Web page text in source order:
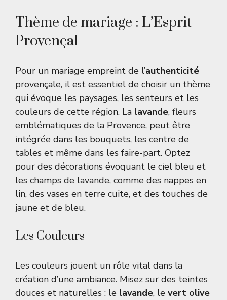
Thème de mariage : L’Esprit
Provençal
Pour un mariage empreint de l’authenticité
provençale, il est essentiel de choisir un thème
qui évoque les paysages, les senteurs et les
couleurs de cette région. La lavande, fleurs
emblématiques de la Provence, peut être
intégrée dans les bouquets, les centre de
tables et même dans les faire-part. Optez
pour des décorations évoquant le ciel bleu et
les champs de lavande, comme des nappes en
lin, des vases en terre cuite, et des touches de
jaune et de bleu.
Les Couleurs
Les couleurs jouent un rôle vital dans la
création d’une ambiance. Misez sur des teintes
douces et naturelles : le lavande, le vert olive